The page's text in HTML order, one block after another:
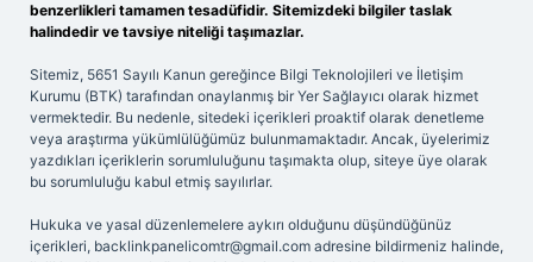
benzerlikleri tamamen tesadüfidir. Sitemizdeki bilgiler taslak
halindedir ve tavsiye niteliği taşımazlar.
Sitemiz, 5651 Sayılı Kanun gereğince Bilgi Teknolojileri ve İletişim
Kurumu (BTK) tarafından onaylanmış bir Yer Sağlayıcı olarak hizmet
vermektedir. Bu nedenle, sitedeki içerikleri proaktif olarak denetleme
veya araştırma yükümlülüğümüz bulunmamaktadır. Ancak, üyelerimiz
yazdıkları içeriklerin sorumluluğunu taşımakta olup, siteye üye olarak
bu sorumluluğu kabul etmiş sayılırlar.
Hukuka ve yasal düzenlemelere aykırı olduğunu düşündüğünüz
içerikleri, backlinkpanelicomtr@gmail.com adresine bildirmeniz halinde,